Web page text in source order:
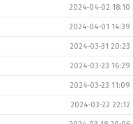
2024-04-02 18:10
2024-04-01 14:39
2024-03-31 20:23
2024-03-23 16:29
2024-03-23 11:09
2024-03-22 22:12